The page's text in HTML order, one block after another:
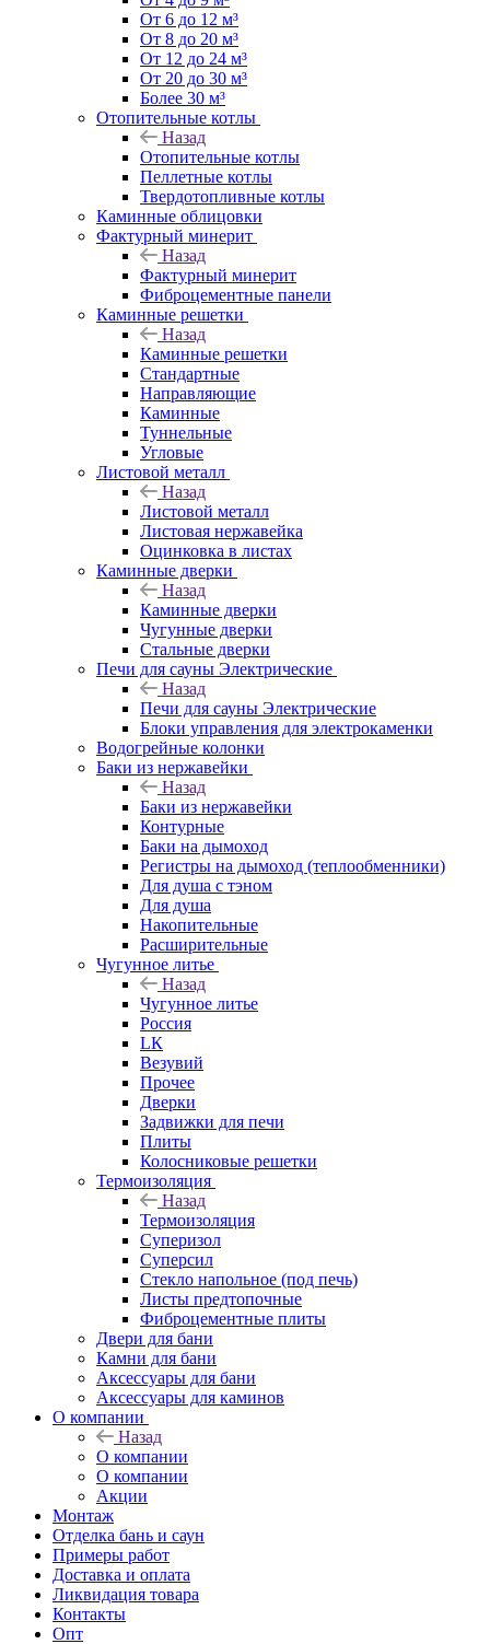
От 6 до 12 м³
От 8 до 20 м³
От 12 до 24 м³
От 20 до 30 м³
Более 30 м³
Отопительные котлы
Назад
Отопительные котлы
Пеллетные котлы
Твердотопливные котлы
Каминные облицовки
Фактурный минерит
Назад
Фактурный минерит
Фиброцементные панели
Каминные решетки
Назад
Каминные решетки
Стандартные
Направляющие
Каминные
Туннельные
Угловые
Листовой металл
Назад
Листовой металл
Листовая нержавейка
Оцинковка в листах
Каминные дверки
Назад
Каминные дверки
Чугунные дверки
Стальные дверки
Печи для сауны Электрические
Назад
Печи для сауны Электрические
Блоки управления для электрокаменки
Водогрейные колонки
Баки из нержавейки
Назад
Баки из нержавейки
Контурные
Баки на дымоход
Регистры на дымоход (теплообменники)
Для душа с тэном
Для душа
Накопительные
Расширительные
Чугунное литье
Назад
Чугунное литье
Россия
LК
Везувий
Прочее
Дверки
Задвижки для печи
Плиты
Колосниковые решетки
Термоизоляция
Назад
Термоизоляция
Суперизол
Суперсил
Стекло напольное (под печь)
Листы предтопочные
Фиброцементные плиты
Двери для бани
Камни для бани
Аксессуары для бани
Аксессуары для каминов
О компании
Назад
О компании
О компании
Акции
Монтаж
Отделка бань и саун
Примеры работ
Доставка и оплата
Ликвидация товара
Контакты
Опт